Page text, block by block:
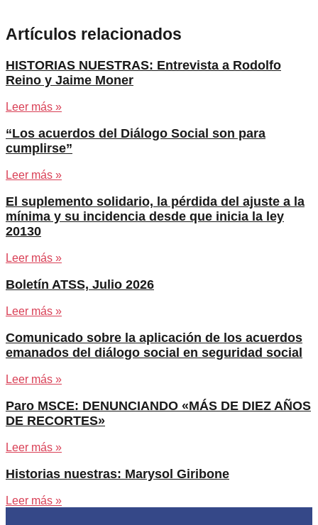
Artículos relacionados
HISTORIAS NUESTRAS: Entrevista a Rodolfo
Reino y Jaime Moner
Leer más »
“Los acuerdos del Diálogo Social son para
cumplirse”
Leer más »
El suplemento solidario, la pérdida del ajuste a la
mínima y su incidencia desde que inicia la ley
20130
Leer más »
Boletín ATSS, Julio 2026
Leer más »
Comunicado sobre la aplicación de los acuerdos
emanados del diálogo social en seguridad social
Leer más »
Paro MSCE: DENUNCIANDO «MÁS DE DIEZ AÑOS
DE RECORTES»
Leer más »
Historias nuestras: Marysol Giribone
Leer más »